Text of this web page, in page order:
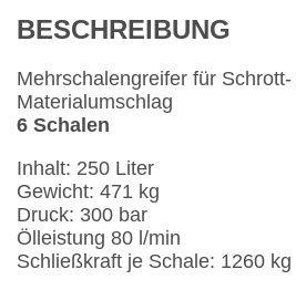
BESCHREIBUNG
Mehrschalengreifer für
Materialumschlag
6 Schalen
Inhalt: 250 Liter
Gewicht: 471 kg
Druck: 300 bar
Ölleistung 80 l/min
Schließkraft je Schale: 1260 kg